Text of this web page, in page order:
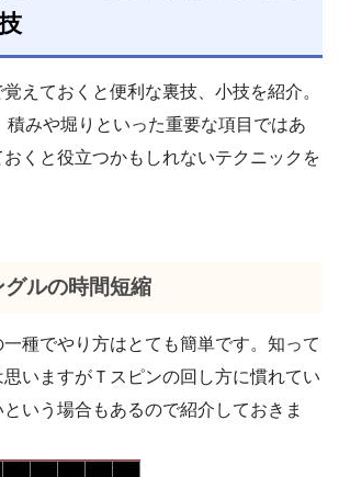
えておくと便利な裏技、小技を紹介。
積みや堀りといった重要な項目ではあ
おくと役立つかもしれないテクニックを
グルの時間短縮
一種でやり方はとても簡単です。知って
いますがＴスピンの回し方に慣れてい
いう場合もあるので紹介しておきま